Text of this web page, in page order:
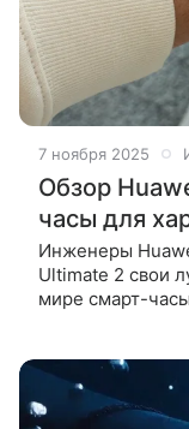
7 ноября 2025
Обзор
часы для
Инженеры
Ultimate 2 свои
мире смарт-